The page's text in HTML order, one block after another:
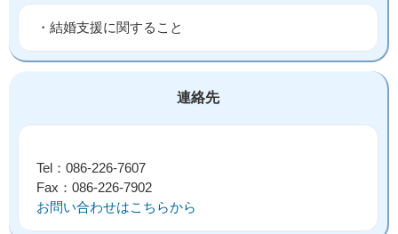
・結婚支援に関すること
連絡先
Tel：086‐226‐7607
Fax：086‐226‐7902
お問い合わせはこちらから